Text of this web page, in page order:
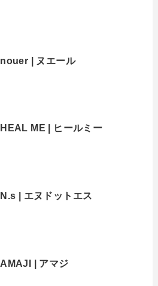
nouer | ヌエール
HEAL ME | ヒールミー
N.s | エヌドットエス
AMAJI | アマジ